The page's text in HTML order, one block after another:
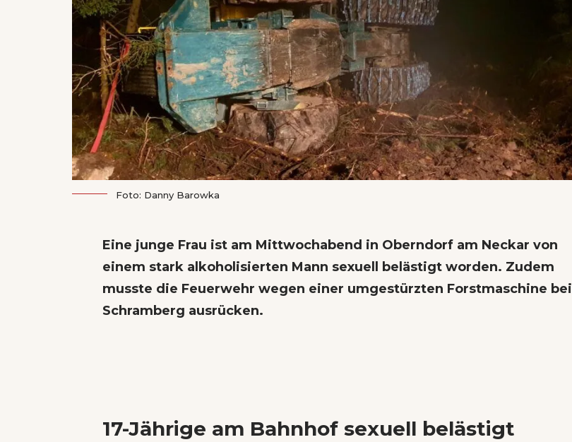
Foto: Danny Barowka
Eine junge Frau ist am Mittwochabend in Oberndorf am Neckar von
einem stark alkoholisierten Mann sexuell belästigt worden. Zudem
musste die Feuerwehr wegen einer umgestürzten Forstmaschine bei
Schramberg ausrücken.
17-Jährige am Bahnhof sexuell belästigt